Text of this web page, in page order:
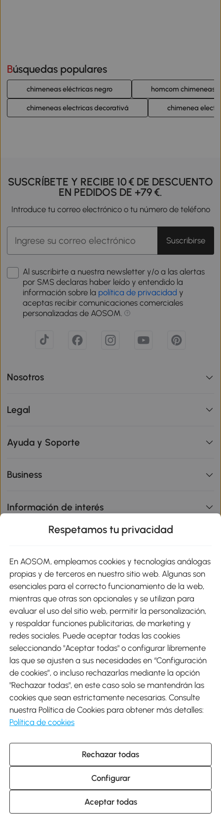
Búsquedas populares
chimeneas eléctricas negro homcom chimeneas
chimeneas electricas decorativá chimenea
SUSCRÍBETE Y RECIBE 10 € DE DESCUENTO
EN PEDIDOS DE +79 €.
Introduce tu correo electrónico o tu número de teléfono
Suscribirse
Al suscribirte a nuestra newsletter y/o a las alertas
por SMS declaras haber leído y entendido la
información sobre la política de privacidad y
aceptas recibir comunicaciones comerciales
personalizadas de AOSOM.
Nosotros
Legal
Ayuda y Soporte
Business
Información de interés
Métodos de Pago
Envíos
Descargar Aosom App
Google Play
931 29 45 12 (L-V de 8:30 a 17:30h)
atencioncliente@aosom.es
C/ Roc Gros, nº 15. 08550 Els Hostalets de Balenyà (Barcelona),
España
© 2014-2026 SPANISH AOSOM, S.L (NIF: B66295775) Todos los
Respetamos tu privacidad
En AOSOM, empleamos cookies y tecnologías análogas
propias y de terceros en nuestro sitio web. Algunas son
esenciales para el correcto funcionamiento de la web,
mientras que otras son opcionales y se utilizan para
evaluar el uso del sitio web, permitir la personalización,
y respaldar funciones publicitarias, de marketing y
redes sociales. Puede aceptar todas las cookies
seleccionando "Aceptar todas" o configurar libremente
las que se ajusten a sus necesidades en “Configuración
de cookies”, o incluso rechazarlas mediante la opción
"Rechazar todas", en este caso solo se mantendrán las
cookies que sean estrictamente necesarias. Consulte
nuestra Política de Cookies para obtener más detalles:
Política de cookies
Rechazar todas
Configurar
Aceptar todas